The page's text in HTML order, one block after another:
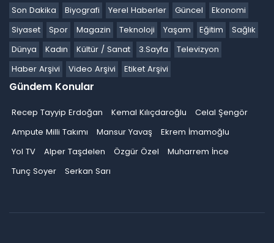
Son Dakika
Biyografi Yerel Haberler Güncel
Ekonomi
Siyaset
Spor Magazin Teknoloji Yaşam Eğitim
Sağlık
Dünya
Kadın Kültür / Sanat 3.Sayfa
Televizyon
Haber Arşivi
Video Arşivi Etiket Arşivi
Gündem Konular
Recep Tayyip Erdoğan Kemal Kılıçdaroğlu
Celal Şengör
Ampute Milli Takımı
Mansur Yavaş
Ekrem İmamoğlu
Yol TV
Alper Taşdelen Özgür Özel
Muharrem İnce
Tunç Soyer
Serkan Sarı